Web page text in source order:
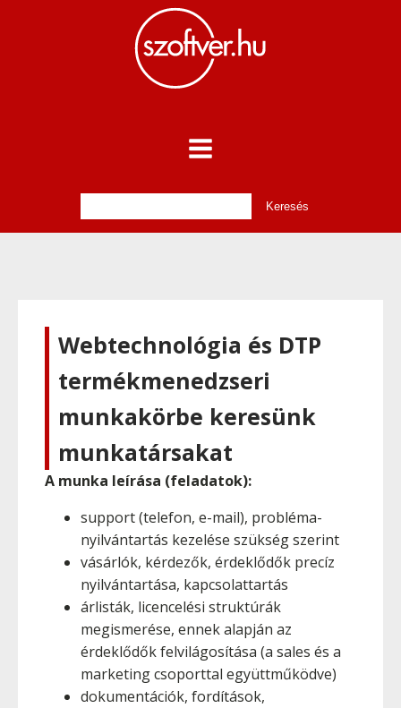
Webtechnológia és DTP
termékmenedzseri
munkakörbe keresünk
munkatársakat
A munka leírása (feladatok):
support (telefon, e-mail), probléma-
nyilvántartás kezelése szükség szerint
vásárlók, kérdezők, érdeklődők precíz
nyilvántartása, kapcsolattartás
árlisták, licencelési struktúrák
megismerése, ennek alapján az
érdeklődők felvilágosítása (a sales és a
marketing csoporttal együttműködve)
dokumentációk, fordítások,